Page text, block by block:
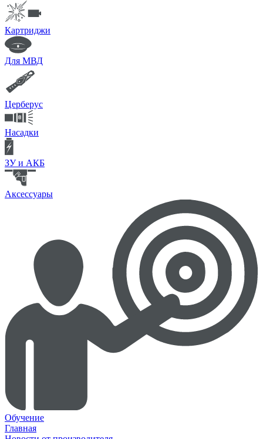
Картриджи
Для МВД
Церберус
Насадки
ЗУ и АКБ
Аксессуары
Обучение
Главная